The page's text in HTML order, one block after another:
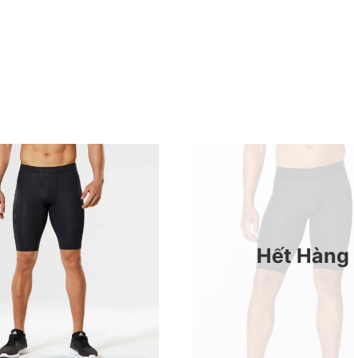
Hết Hàng